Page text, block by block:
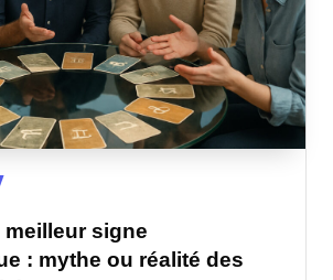
meilleur signe
: mythe ou réalité des